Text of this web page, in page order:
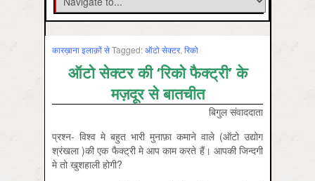
कारख़ाना इलाक़ों सेTagged:ऑटो सेक्‍टर, रिको
ऑटो सेक्टर की ‘रिको फैक्ट्री’ के
मज़दूर से बातचीत
बिगुल संवाददाता
प्रश्न- विश्व मे बहुत भारी मुनाफ़ा कमाने वाले (ऑटो उद्योग
श्रंखला )की एक फैक्ट्री मे आप काम करते हैं। आपकी जिन्दगी
मे तो खुशहाली होगी?